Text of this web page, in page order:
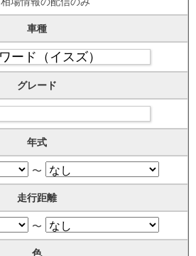
車種
グレード
年式
〜
走行距離
〜
色